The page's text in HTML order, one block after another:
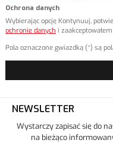
Ochrona danych
Wybierając opcję Kontynuuj,
ochronie danych i
Pola oznaczone gwiazdką (*) są
NEWSLETTER
Wystarczy zapisać się do
na bieżąco